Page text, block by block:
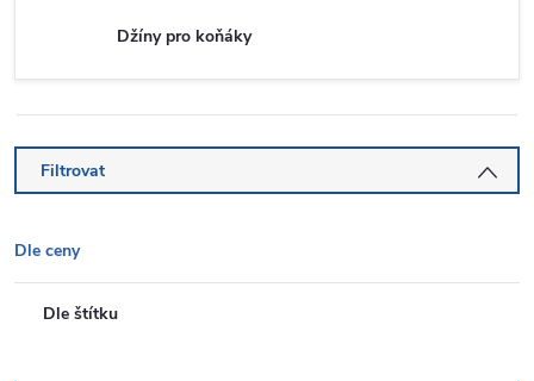
Džíny pro koňáky
Filtrovat
Dle ceny
Dle štítku